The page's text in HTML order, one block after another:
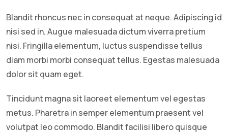
Blandit rhoncus nec in consequat at neque. Adipiscing id
nisi sed in. Augue malesuada dictum viverra pretium
nisi. Fringilla elementum, luctus suspendisse tellus
diam morbi morbi consequat tellus. Egestas malesuada
dolor sit quam eget.
Tincidunt magna sit laoreet elementum vel egestas
metus. Pharetra in semper elementum praesent vel
volutpat leo commodo. Blandit facilisi libero quisque